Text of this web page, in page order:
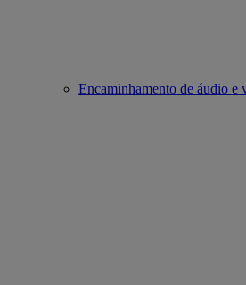
Encaminhamento de áudio e